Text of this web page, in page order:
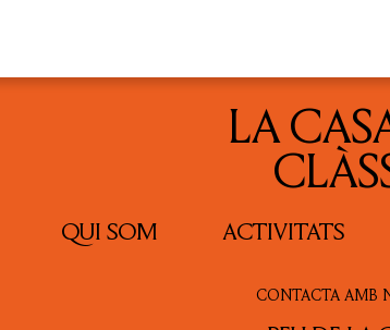
LA
QUI SOM ACTIVITATS
CONTACTA AMB